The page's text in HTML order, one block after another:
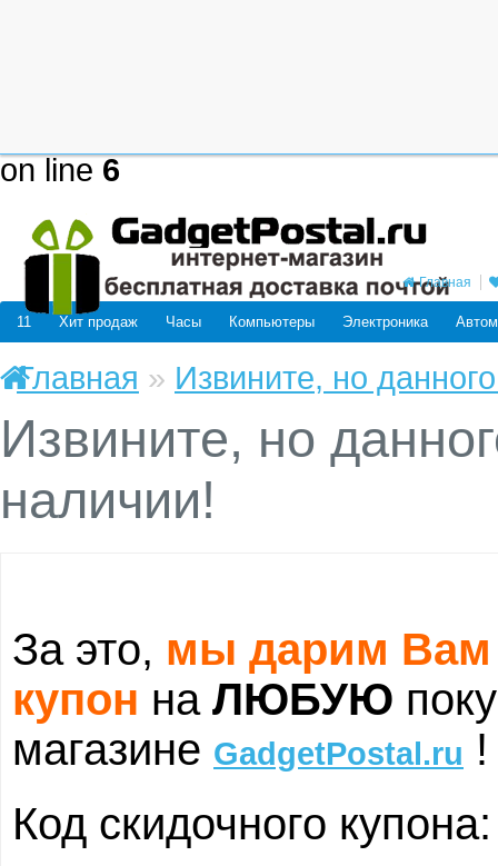
on line6
Главная
11 Хит продаж Часы Компьютеры Электроника
Главная » Извините, но
Извините, но
наличии!
За это, мы дарим Вам
купон на ЛЮБУЮ
магазине GadgetPostal.ru !
Код скидочного